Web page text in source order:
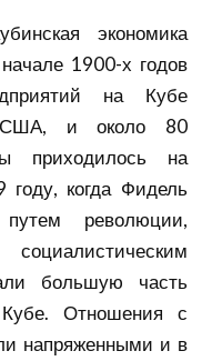
экономика
1900-х годов
на Кубе
США, и около 80
приходилось на
когда Фидель
революции,
социалистическим
большую часть
Кубе. Отношения с
напряженными и в